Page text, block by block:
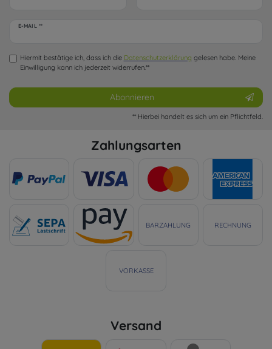
E-MAIL **
Newsletter
Hiermit bestätige ich, dass ich die Daten­schutz­erklärung gelesen habe. Meine
Einwilligung kann ich jederzeit widerrufen.**
Abonnieren
** Hierbei handelt es sich um ein Pflichtfeld.
Zahlungsarten
BARZAHLUNG RECHNUNG
VORKASSE
Versand